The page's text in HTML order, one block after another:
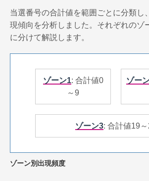
当選番号の合計値を範囲ごとに分類し
現傾向を分析しました。それぞれのゾ
に分けて解説します。
ゾーン1: 合計値0
～9
ゾー
ゾーン3: 合計値19
ゾーン別出現頻度